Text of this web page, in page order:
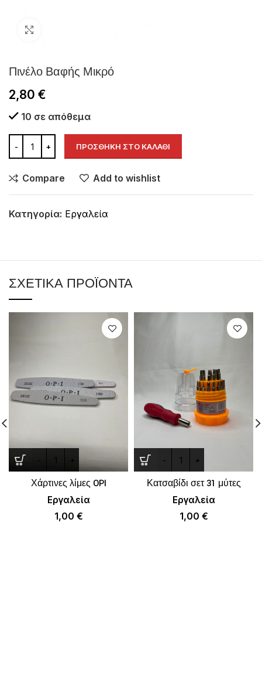
Πινέλο Βαφής Μικρό
2,80 €
10 σε απόθεμα
ΠΡΟΣΘΉΚΗ ΣΤΟ ΚΑΛΆΘΙ
Compare Add to wishlist
Κατηγορία: Εργαλεία
ΣΧΕΤΙΚΆ ΠΡΟΪΌΝΤΑ
Χάρτινες λίμες OPI
Εργαλεία
1,00 €
Κατσαβίδι σετ 31 μύτες
Εργαλεία
1,00 €